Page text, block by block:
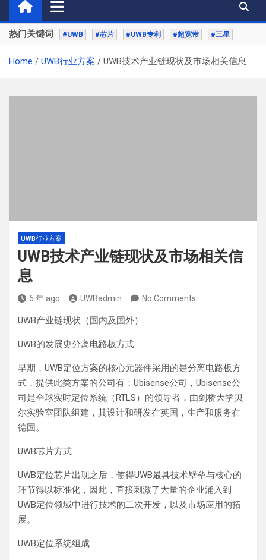
热门关键词 #UWB #芯片 #UWB专利 #超宽带 #三星
Home UWB行业方案 UWB技术产业链现状及市场相关信息
UWB行业方案
UWB技术产业链现状及市场相关信
息
6 年 ago UWBadmin No Comments
UWB产业链现状（国内及国外）
UWB的发展史分离电路板方式
早期，UWB定位方案的核心元器件采用的是分离电路板方
式，提供此类方案的公司有：Ubisense公司，Ubisense公
司是全球实时定位系统（RTLS）的领导者，由剑桥大学贝
尔实验室团队组建，其设计和研发在英国，生产和服务在
德国。
UWB芯片方式
UWB定位芯片出现之后，使得UWB最具技术壁垒与核心的
环节得以标准化，因此，直接刺激了大量的企业涌入到
UWB定位领域中进行技术的二次开发，以及市场应用的拓
展。
UWB定位系统组成